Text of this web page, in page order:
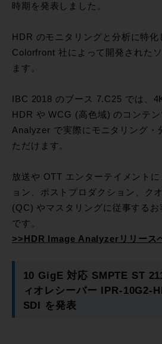
時期を発表しました。
HDR のモニタリングと分析に特化
Colorfront 社によって開発された
ます。
IBC 2018 のブース 7.C25 では、
HDR や WCG (高色域) のコンテ
Analyzer で実際にモニタリング・
ただけます。
放送や OTT エンターテイメント
ョン、ポストプロダクション、ク
(QC) やマスタリングに従事する
です。
>>HDR Image Analyzerリリース
10 GigE 対応 SMPTE ST
ィオレシーバー IPR-10G2-
SDI を発表